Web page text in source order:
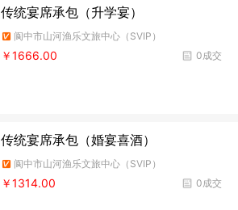
传统宴席承包（升学宴）
阆中市山河渔乐文旅中心（SVIP）
0成交
￥1666.00
传统宴席承包（婚宴喜酒）
阆中市山河渔乐文旅中心（SVIP）
0成交
￥1314.00